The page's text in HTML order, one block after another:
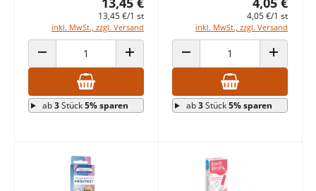
13,45 €/1 st
inkl. MwSt., zzgl. Versand
ANZAHL VERRINGERN ANZAHL ERHÖHEN
ab3Stück5% sparen
4,05 €/1 st
inkl. MwSt., zzgl. Versand
ANZAHL VERRINGERN ANZAHL
ab3Stück5% sparen